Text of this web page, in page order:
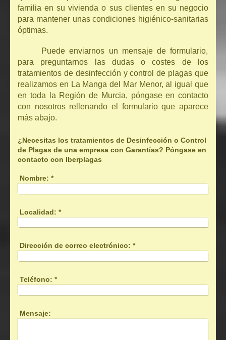
familia en su vivienda o sus clientes en su negocio
para mantener unas condiciones higiénico-sanitarias
óptimas.
Puede enviarnos un mensaje de formulario,
para preguntarnos las dudas o costes de los
tratamientos de desinfección y control de plagas que
realizamos en La Manga del Mar Menor, al igual que
en toda la Región de Murcia, póngase en contacto
con nosotros rellenando el formulario que aparece
más abajo.
¿Necesitas los tratamientos de Desinfección o Control
de Plagas de una empresa con Garantías? Póngase en
contacto con Iberplagas
Nombre: *
Localidad: *
Dirección de correo electrónico: *
Teléfono: *
Mensaje: